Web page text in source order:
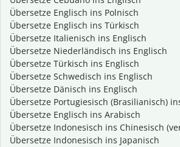
Übersetze Englisch ins Polnisch
Übersetze Englisch ins Türkisch
Übersetze Italienisch ins Englisch
Übersetze Niederländisch ins Englisch
Übersetze Türkisch ins Englisch
Übersetze Schwedisch ins Englisch
Übersetze Dänisch ins Englisch
Übersetze Portugiesisch (Brasilianisch)
Übersetze Englisch ins Arabisch
Übersetze Indonesisch ins Chinesisch
Übersetze Indonesisch ins Japanisch